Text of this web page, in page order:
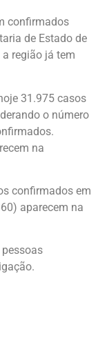
confirmados
de Estado de
a região já tem
31.975 casos
o número
na
confirmados em
aparecem na